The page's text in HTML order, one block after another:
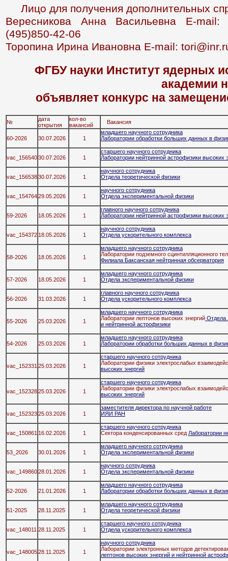
Лицо для получения дополнительных
Вересникова Анна Васильевна E-
(495)850-42-06
Торопина Ирина Ивановна E-mail:
ФГБУ науки Институт ядерных
академии
объявляет конкурс на
№
дата
открытия
кол-во
вакансий
Вакансия
60-2026 30.07.2026 1
младшего научного сотрудника
Лаборатории обработки больших данных в
vac_15654030.07.2026 1
старшего научного сотрудника
Лаборатории нейтринной астрофизики высоких
vac_15653830.07.2026 1
научного сотрудника
Отдела теоретической физики
vac_15476429.05.2026 1
научного сотрудника
Отдела экспериментальной физики
59-2026 18.05.2026 1
главного научного сотрудника
Лаборатории нейтринной астрофизики высоких
vac_154372 18.05.2026 1
научного сотрудника
Отдела ускорительного комплекса
58-2026 18.05.2026 1
младшего научного сотрудника
Лаборатории подземного сцинтилляционного
Филиала Баксанская нейтринная обсерватория
57-2026 18.05.2026 1
младшего научного сотрудника
Отдела экспериментальной физики
56-2026 31.03.2026 1
главного научного сотрудника
Отдела ускорительного комплекса
55-2026 25.03.2026 1
младшего научного сотрудника
Лаборатории лептонов высоких энергий Отдела
и нейтринной астрофизики
54-2026 25.03.2026 1
младшего научного сотрудника
Лаборатории обработки больших данных в
vac_152331 25.03.2026 1
старшего научного сотрудника
Лаборатории физики электрослабых
высоких энергий
vac_15232825.03.2026 1
старшего научного сотрудника
Лаборатории физики электрослабых
высоких энергий
vac_15232325.03.2026 1
заместителя директора по научной работе
ИЯИ РАН
vac_150861 16.02.2026 1
старшего научного сотрудника
Сектора конденсированных сред Лаборатории
53_2026 30.01.2026 1
младшего научного сотрудника
Отдела экспериментальной физики
vac_14986028.01.2026 1
научного сотрудника
Отдела экспериментальной физики
52-2026 21.01.2026 1
младшего научного сотрудника
Лаборатории обработки больших данных в
51-2025 28.11.2025 1
младшего научного сотрудника
Отдела теоретической физики
vac_148011 28.11.2025 1
старшего научного сотрудника
Отдела ускорительного комплекса
vac_14800528.11.2025 1
научного сотрудника
Лаборатории электронных методов
лептонов высоких энергий и нейтринной